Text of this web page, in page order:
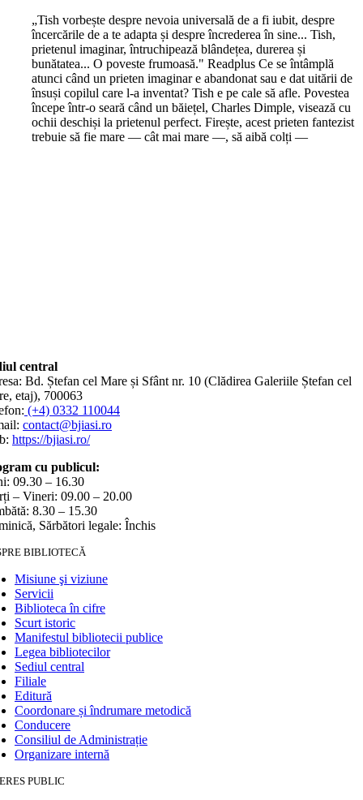
„Tish vorbește despre nevoia universală de a fi iubit, despre
încercările de a te adapta și despre încrederea în sine... Tish,
prietenul imaginar, întruchipează blândețea, durerea și
bunătatea... O poveste frumoasă." Readplus Ce se întâmplă
atunci când un prieten imaginar e abandonat sau e dat uitării de
însuși copilul care l-a inventat? Tish e pe cale să afle. Povestea
începe într-o seară când un băiețel, Charles Dimple, visează cu
ochii deschiși la prietenul perfect. Firește, acest prieten fantezist
trebuie să fie mare — cât mai mare —, să aibă colți —
central
Bd. Ștefan cel Mare și Sfânt nr. 10 (Clădirea Galeriile Ștefan cel
etaj), 700063
(+4) 0332 110044
contact@bjiasi.ro
https://bjiasi.ro/
cu publicul:
09.30 – 16.30
– Vineri: 09.00 – 20.00
8.30 – 15.30
Sărbători legale: Închis
BIBLIOTECĂ
Misiune şi viziune
Servicii
Biblioteca în cifre
Scurt istoric
Manifestul bibliotecii publice
Legea bibliotecilor
Sediul central
Filiale
Editură
Coordonare și îndrumare metodică
Conducere
Consiliul de Administrație
Organizare internă
PUBLIC